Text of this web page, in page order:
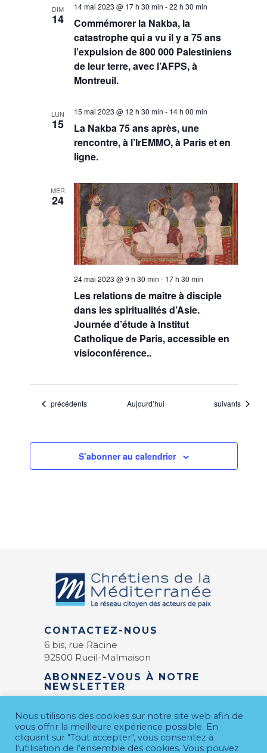
DIM
14
Commémorer la Nakba, la
catastrophe qui a vu il y a 75 ans
l’expulsion de 800 000 Palestiniens
de leur terre, avec l’AFPS, à
Montreuil.
14 mai 2023 @ 17 h 30 min -22 h 30 min
LUN
15
La Nakba 75 ans après, une
rencontre, à l’IrEMMO, à Paris et en
ligne.
15 mai 2023 @ 12 h 30 min - 14 h 00 min
MER
24
Les relations de maître à disciple
dans les spiritualités d’Asie.
Journée d’étude à Institut
Catholique de Paris, accessible en
visioconférence..
24 mai 2023 @ 9 h 30 min - 17 h 30 min
Évènements
précédents Aujourd’hui Évènements
suivants
S’abonner au calendrier
CONTACTEZ-NOUS
6 bis, rue Racine
92500 Rueil-Malmaison
ABONNEZ-VOUS À NOTRE
NEWSLETTER
E-mail*
Nous utilisons des cookies sur notre site web afin de
vous offrir la meilleure expérience possible. En
cliquant sur "Tout accepter", vous consentez à
l'utilisation de l'ensemble des cookies. Vous pouvez